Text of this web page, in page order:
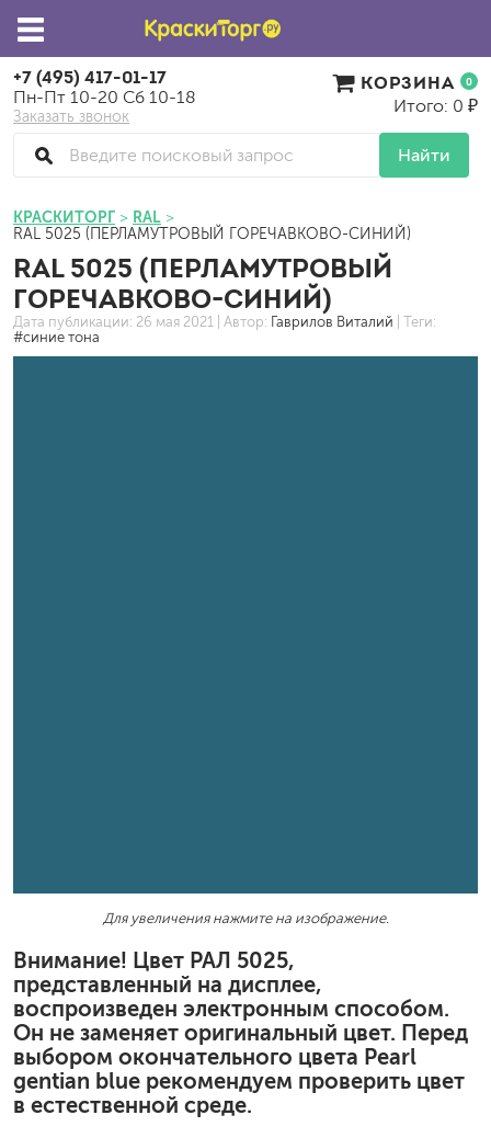
+7 (495) 417-01-17
Пн-Пт 10-20 Сб 10-18
Заказать звонок
Найти
КОРЗИНА 0
Итого: 0 ₽
КРАСКИТОРГ RAL
RAL 5025 (ПЕРЛАМУТРОВЫЙ ГОРЕЧАВКОВО-СИНИЙ)
RAL 5025 (ПЕРЛАМУТРОВЫЙ
ГОРЕЧАВКОВО-СИНИЙ)
Дата публикации: 26 мая 2021 | Автор: Гаврилов Виталий | Теги:
#синие тона
Для увеличения нажмите на изображение.
Внимание! Цвет РАЛ 5025,
представленный на дисплее,
воспроизведен электронным способом.
Он не заменяет оригинальный цвет. Перед
выбором окончательного цвета Pearl
gentian blue рекомендуем проверить цвет
в естественной среде.